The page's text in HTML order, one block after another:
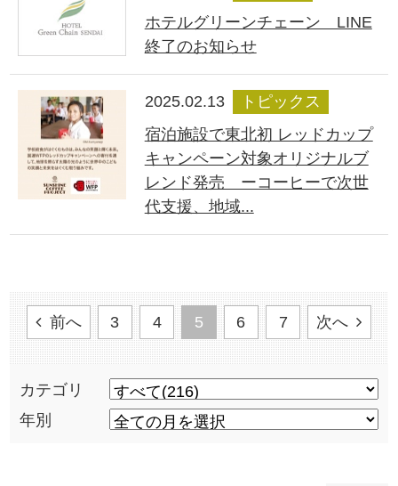
ホテルグリーンチェーン LINE
終了のお知らせ
2025.02.13
トピックス
宿泊施設で東北初 レッドカップ
キャンペーン対象オリジナルブ
レンド発売 ーコーヒーで次世
代支援、地域...
前へ 3 4 5 6 7 次へ
カテゴリ
年別